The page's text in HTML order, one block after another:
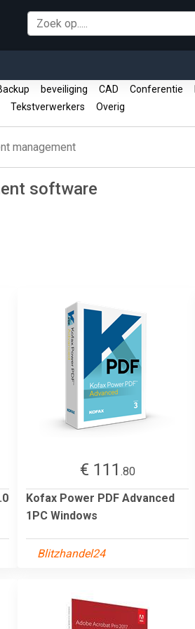
beveiliging CAD Conferentie
Tekstverwerkers Overig
management
software
€ 111 .80
Kofax Power PDF Advanced
1PC Windows
Blitzhandel24